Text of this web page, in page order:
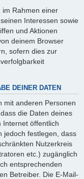
im Rahmen einer
Interessen sowie
und Aktionen
deinem Browser
sofern dies zur
DEINER DATEN
mit anderen Personen
die Daten deines
Internet öffentlich
jedoch festlegen, dass
Nutzerkreis
etc.) zugänglich
entsprechenden
Betreiber. Die E-Mail-